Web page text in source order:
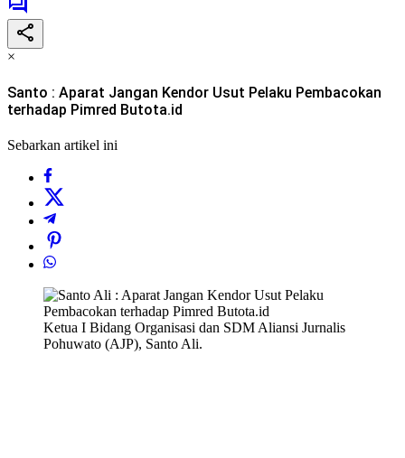
×
Santo : Aparat Jangan Kendor Usut Pelaku Pembacokan
terhadap Pimred Butota.id
Sebarkan artikel ini
Ketua I Bidang Organisasi dan SDM Aliansi Jurnalis
Pohuwato (AJP), Santo Ali.